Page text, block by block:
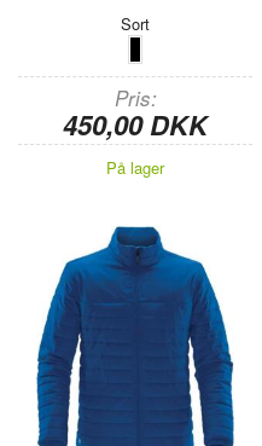
Sort
Pris
450,00 DKK
På lager